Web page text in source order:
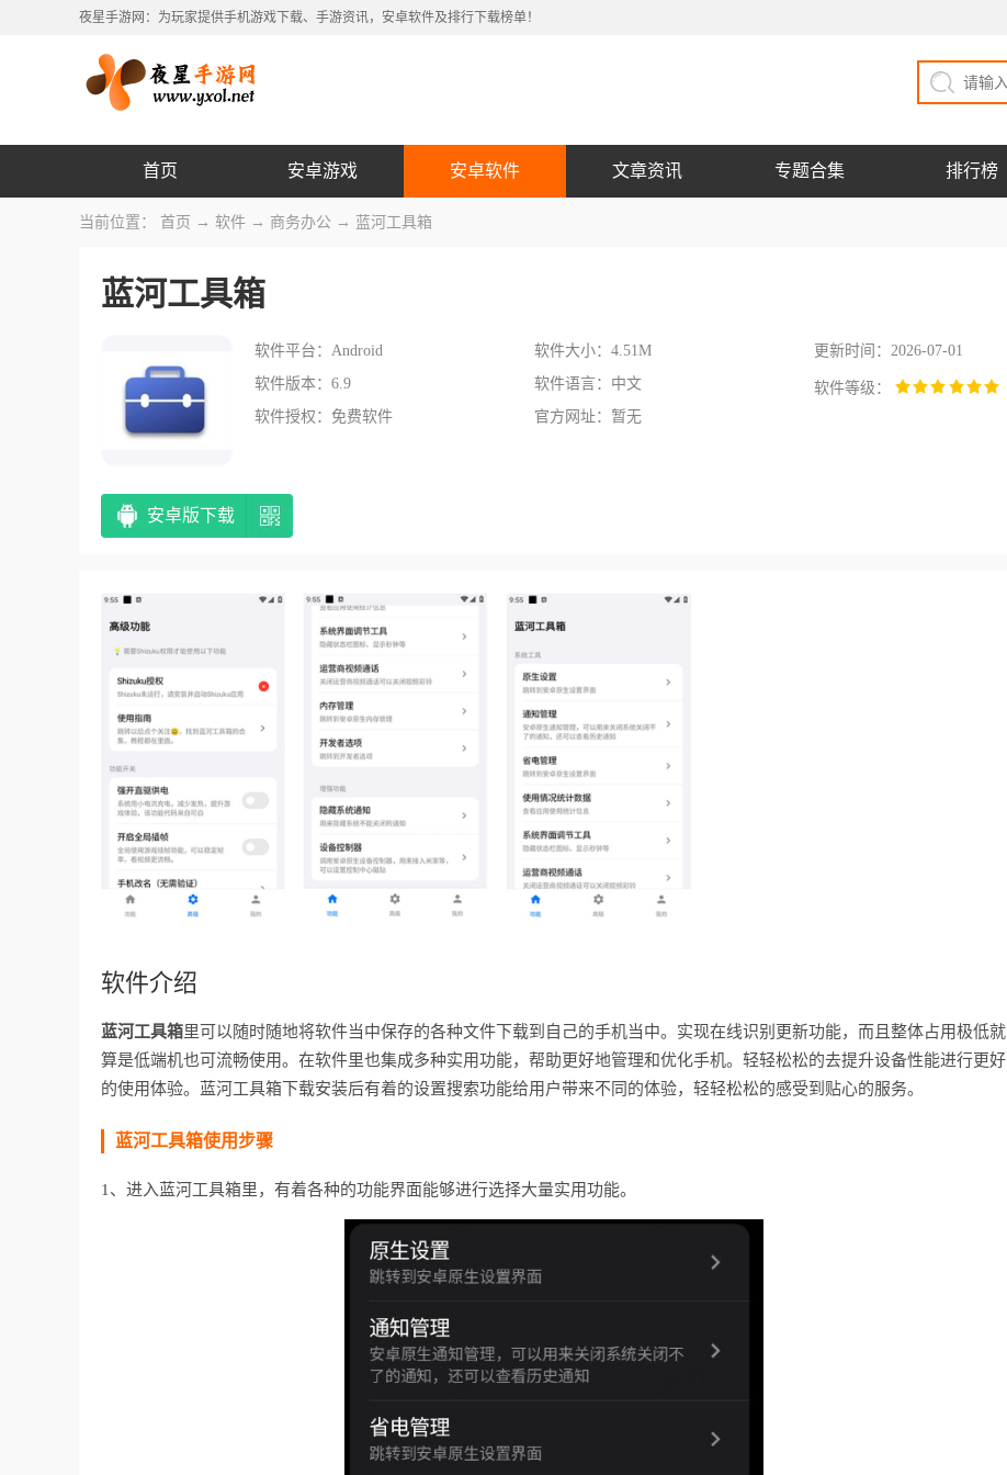
夜星手游网：为玩家提供手机游戏下载、手游资讯，安卓软件及排行下载榜单！
首页 安卓游戏 安卓软件 文章资讯 专题合集 排行榜
当前位置： 首页 → 软件 → 商务办公 → 蓝河工具箱
蓝河工具箱
软件平台：Android 软件大小：4.51M
更新时间：2026-07-01
软件版本：6.9
软件语言：中文
软件等级：
软件授权：免费软件
官方网址：暂无
安卓版下载
软件介绍
蓝河工具箱里可以随时随地将软件当中保存的各种文件下载到自己的手机当中。实现在线识别更新功能，而且整体占用极低就
算是低端机也可流畅使用。在软件里也集成多种实用功能，帮助更好地管理和优化手机。轻轻松松的去提升设备性能进行更好
的使用体验。蓝河工具箱下载安装后有着的设置搜索功能给用户带来不同的体验，轻轻松松的感受到贴心的服务。
蓝河工具箱使用步骤
1、进入蓝河工具箱里，有着各种的功能界面能够进行选择大量实用功能。